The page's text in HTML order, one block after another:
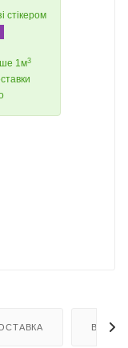
стікером
1м3